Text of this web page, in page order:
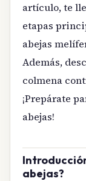
artículo, te
etapas
abejas
Además,
colmena
¡Prepárate
abejas!
abejas?